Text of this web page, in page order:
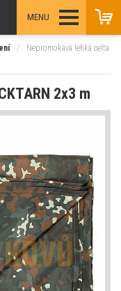
MENU
/
Nepromokavá lehká celta
2x3 m